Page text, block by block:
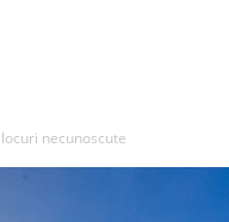
necunoscute